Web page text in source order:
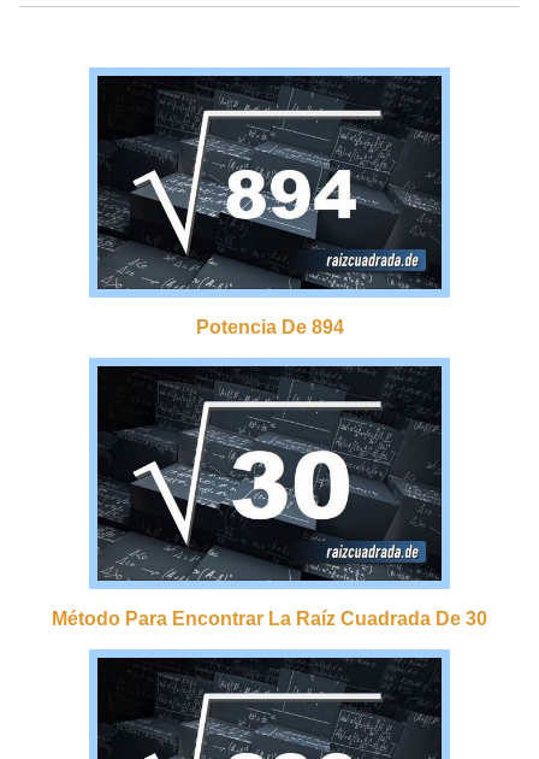
Potencia De 894
Método Para Encontrar La Raíz Cuadrada De 30